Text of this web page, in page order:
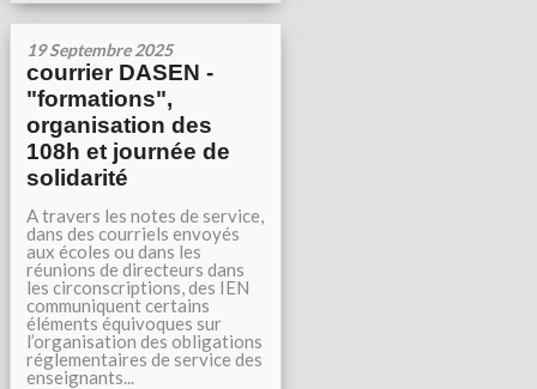
19 Septembre 2025
courrier DASEN -
"formations",
organisation des
108h et journée de
solidarité
A travers les notes de service,
dans des courriels envoyés
aux écoles ou dans les
réunions de directeurs dans
les circonscriptions, des IEN
communiquent certains
éléments équivoques sur
l’organisation des obligations
réglementaires de service des
enseignants...